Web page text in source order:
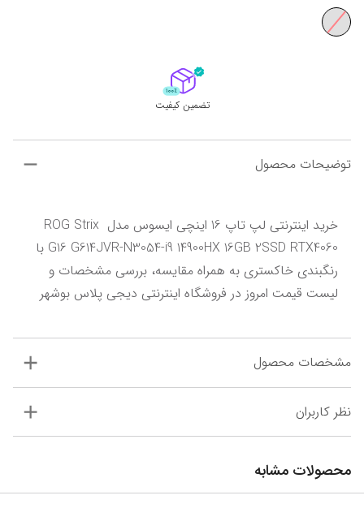
تضمین کیفیت
توضیحات محصول
خرید اینترنتی لپ تاپ 16 اینچی ایسوس مدل ROG Strix
لیست قیمت امروز در فروشگاه اینترنتی دیجی پلاس بوشهر
مشخصات محصول
نظر کاربران
محصولات مشابه